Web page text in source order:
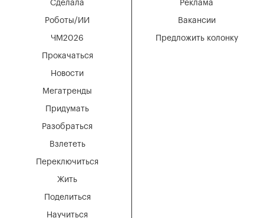
Мегатренды
Придумать
Разобраться
Взлететь
Новости
Переключиться
Жить
Поделиться
Научиться
Сделала
Роботы/ИИ
ЧМ2026
Прокачаться
Вакансии
Реклама
Предложить колонку